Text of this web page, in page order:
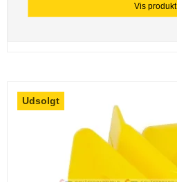
Vis produkt
Udsolgt